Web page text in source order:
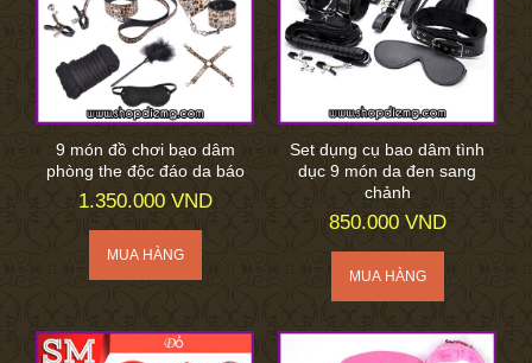
9 món đồ chơi bạo dâm
phòng the độc đáo da báo
1.350.000 VND
Set dụng cụ bao dâm tình
dục 9 món da đen sang
chảnh
850.000 VND